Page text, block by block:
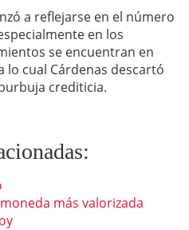
a reflejarse en el número
en los
se encuentran en
lo cual Cárdenas descartó
crediticia.
más valorizada